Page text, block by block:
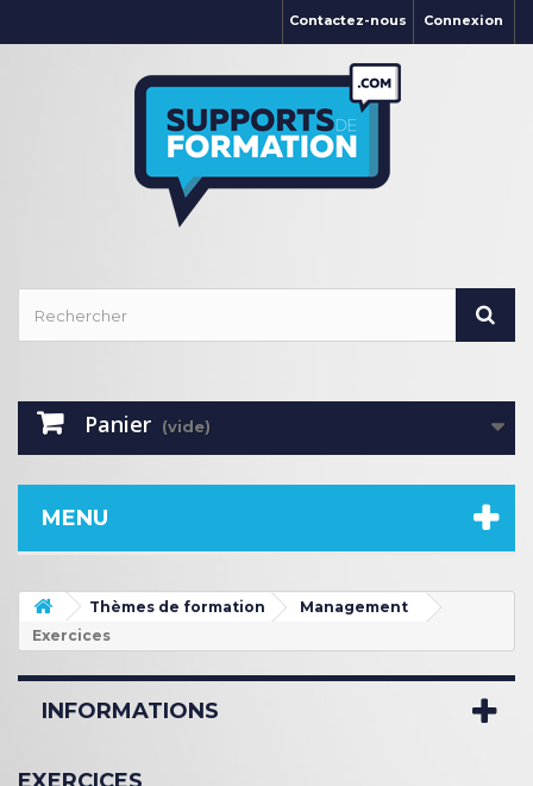
Connexion
Contactez-nous
Panier (vide)
MENU
Thèmes de formation
Management
Exercices
INFORMATIONS